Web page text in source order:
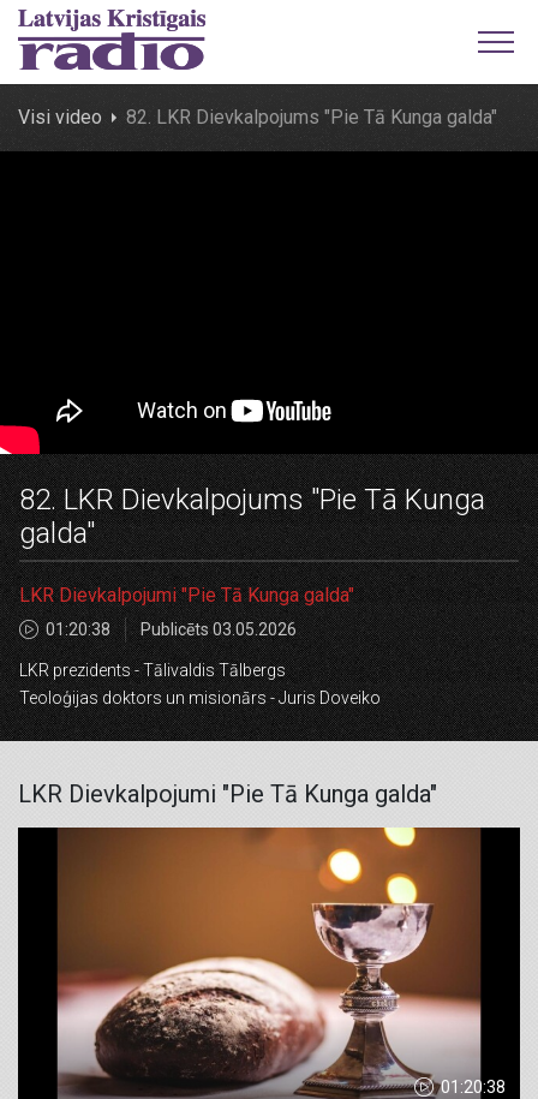
Visi video 82. LKR Dievkalpojums "Pie Tā Kunga galda"
82. LKR Dievkalpojums "Pie Tā Kunga
galda"
LKR Dievkalpojumi "Pie Tā Kunga galda"
01:20:38 Publicēts 03.05.2026
LKR prezidents - Tālivaldis Tālbergs
Teoloģijas doktors un misionārs - Juris Doveiko
LKR Dievkalpojumi "Pie Tā Kunga galda"
01:20:38